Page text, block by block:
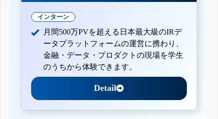
インターン
月間500万PVを超える日本最大級のIRデ
ータプラットフォームの運営に携わり、
金融・データ・プロダクトの現場を学生
のうちから体験できます。
Detail